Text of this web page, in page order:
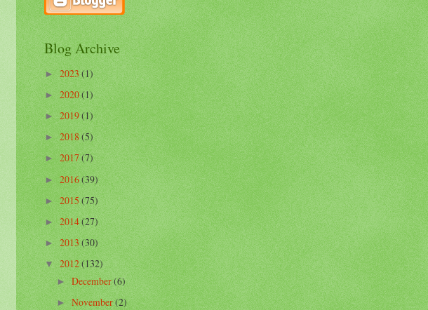
Blog Archive
►2023(1)
►2020(1)
►2019(1)
►2018(5)
►2017(7)
►2016(39)
► 2015(75)
►2014(27)
►2013(30)
▼2012(132)
►December(6)
►November(2)